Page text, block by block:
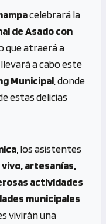
celebrará la
de Asado con
que atraerá a
a cabo este
Municipal , donde
estas delicias
, los asistentes
vivo, artesanías,
actividades
municipales
vivirán una